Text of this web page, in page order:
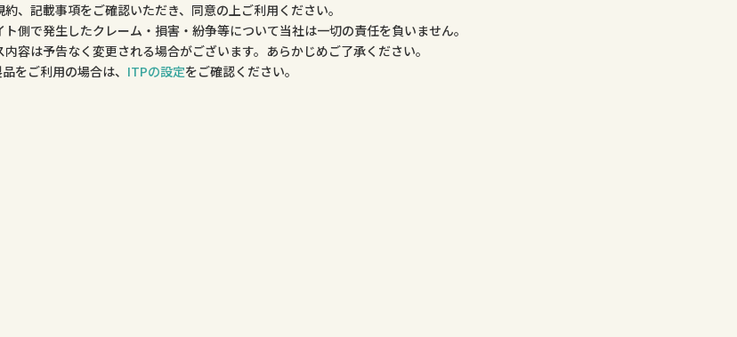
約、記載事項をご確認いただき、同意の上ご利用ください。
ト側で発生したクレーム・損害・紛争等について当社は一切の責任を負いません。
内容は予告なく変更される場合がございます。あらかじめご了承ください。
をご利用の場合は、 ITPの設定をご確認ください。